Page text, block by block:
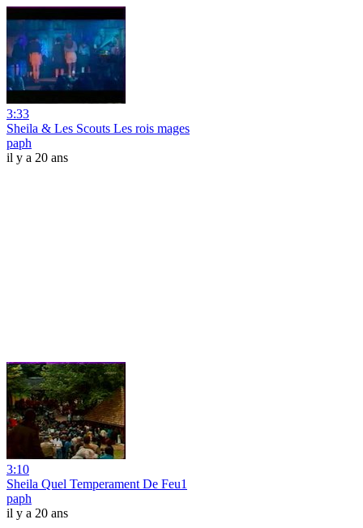
3:33
Sheila & Les Scouts Les rois mages
paph
il y a 20 ans
3:10
Sheila Quel Temperament De Feu1
paph
il y a 20 ans